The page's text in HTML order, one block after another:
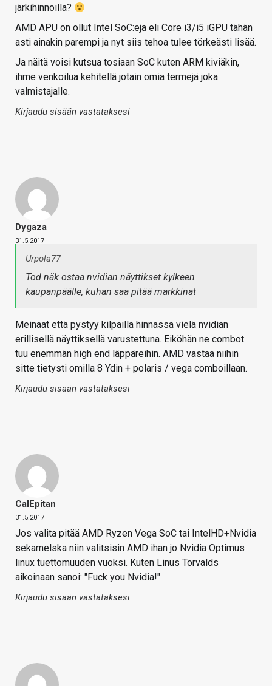
järkihinnoilla?
AMD APU on ollut Intel SoC:eja eli Core i3/i5 iGPU tähän
asti ainakin parempi ja nyt siis tehoa tulee törkeästi lisää.
Ja näitä voisi kutsua tosiaan SoC kuten ARM kiviäkin,
ihme venkoilua kehitellä jotain omia termejä joka
valmistajalle.
Kirjaudu sisään vastataksesi
Dygaza
31.5.2017
Urpola77
Tod näk ostaa nvidian näyttikset kylkeen
kaupanpäälle, kuhan saa pitää markkinat
Meinaat että pystyy kilpailla hinnassa vielä nvidian
erillisellä näyttiksellä varustettuna. Eiköhän ne combot
tuu enemmän high end läppäreihin. AMD vastaa niihin
sitte tietysti omilla 8 Ydin + polaris / vega comboillaan.
Kirjaudu sisään vastataksesi
CalEpitan
31.5.2017
Jos valita pitää AMD Ryzen Vega SoC tai IntelHD+Nvidia
sekamelska niin valitsisin AMD ihan jo Nvidia Optimus
linux tuettomuuden vuoksi. Kuten Linus Torvalds
aikoinaan sanoi: "Fuck you Nvidia!"
Kirjaudu sisään vastataksesi